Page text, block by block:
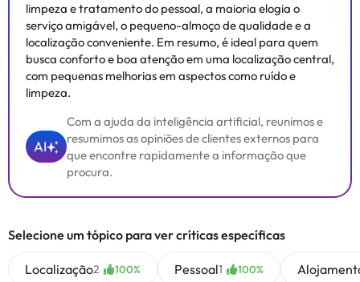
limpeza e tratamento do pessoal, a maioria elogia o
serviço amigável, o pequeno-almoço de qualidade e a
localização conveniente. Em resumo, é ideal para quem
busca conforto e boa atenção em uma localização central,
com pequenas melhorias em aspectos como ruído e
limpeza.
AI
Com a ajuda da inteligência artificial, reunimos e
resumimos as opiniões de clientes externos para
que encontre rapidamente a informação que
procura.
Selecione um tópico para ver críticas específicas
Localização2 100% Pessoal1 100%